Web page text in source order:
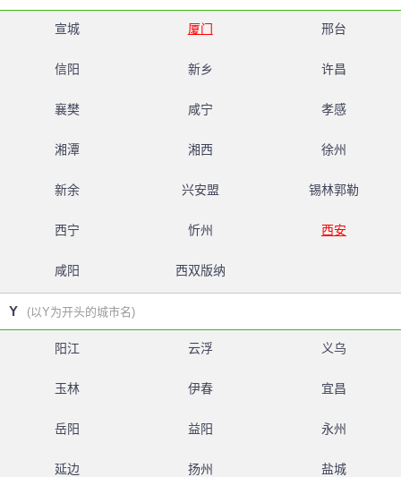
宣城 厦门 邢台
信阳 新乡 许昌
襄樊 咸宁 孝感
湘潭 湘西 徐州
新余 兴安盟 锡林郭勒
西宁 忻州 西安
咸阳 西双版纳
Y (以Y为开头的城市名)
阳江 云浮 义乌
玉林 伊春 宜昌
岳阳 益阳 永州
延边 扬州 盐城